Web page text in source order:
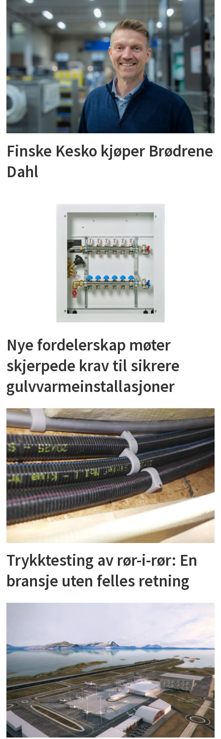
Finske Kesko kjøper Brødrene
Dahl
Nye fordelerskap møter
skjerpede krav til sikrere
gulvvarmeinstallasjoner
Trykktesting av rør-i-rør: En
bransje uten felles retning